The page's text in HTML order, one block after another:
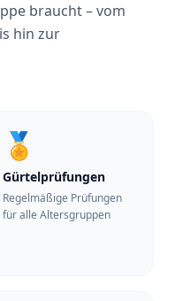
braucht – vom
hin zur
🏅
Gürtelprüfungen
Regelmäßige Prüfungen
für alle Altersgruppen